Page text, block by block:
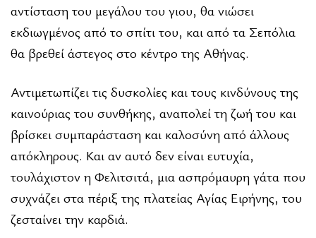
αντίσταση του µεγάλου του γιου, θα νιώσει
εκδιωγµένος από το σπίτι του, και από τα Σεπόλια
θα βρεθεί άστεγος στο κέντρο της Αθήνας.
Αντιµετωπίζει τις δυσκολίες και τους κινδύνους της
καινούριας του συνθήκης, αναπολεί τη ζωή του και
βρίσκει συµπαράσταση και καλοσύνη από άλλους
απόκληρους. Και αν αυτό δεν είναι ευτυχία,
τουλάχιστον η Φελιτσιτά, µια ασπρόµαυρη γάτα που
συχνάζει στα πέριξ της πλατείας Αγίας Ειρήνης, του
ζεσταίνει την καρδιά.